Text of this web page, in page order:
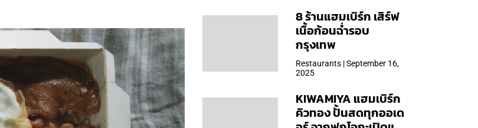
8 ร้านแฮมเบิร์ก เสิร์ฟ
เนื้อก้อนฉ่ำรอบ
กรุงเทพ
Restaurants | September 16,
2025
KIWAMIYA แฮมเบิร์ก
คิวทอง ปั้นสดทุกออเด